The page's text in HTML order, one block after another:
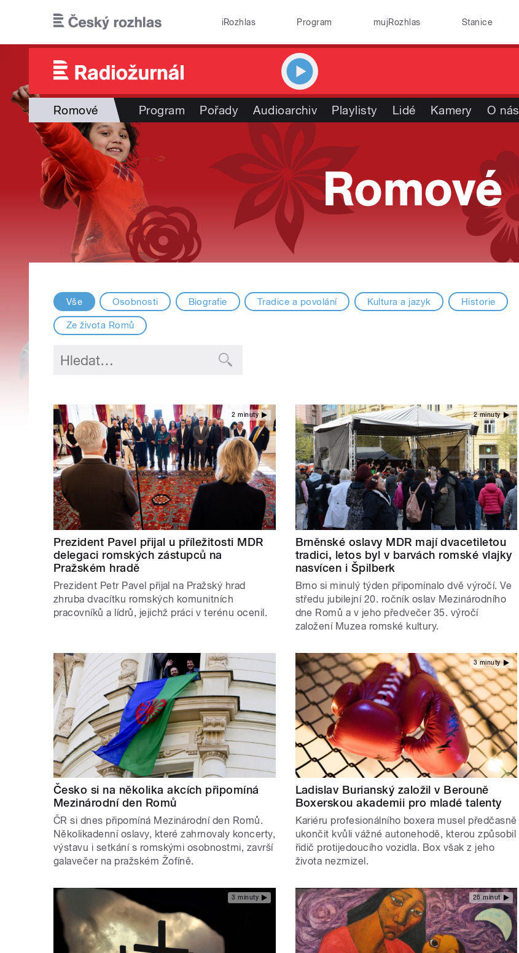
iRozhlas Program mujRozhlas Stanice
Romové Program Pořady Audioarchiv Playlisty Lidé Kamery O nás
Vše Osobnosti Biografie Tradice a povolání Kultura a jazyk Historie
Ze života Romů
2 minuty
Prezident Pavel přijal u příležitosti MDR
delegaci romských zástupců na
Pražském hradě
Prezident Petr Pavel přijal na Pražský hrad
zhruba dvacítku romských komunitních
pracovníků a lídrů, jejichž práci v terénu ocenil.
2 minuty
Brněnské oslavy MDR mají dvacetiletou
tradici, letos byl v barvách romské vlajky
nasvícen i Špilberk
Brno si minulý týden připomínalo dvě výročí. Ve
středu jubilejní 20. ročník oslav Mezinárodního
dne Romů a v jeho předvečer 35. výročí
založení Muzea romské kultury.
Česko si na několika akcích připomíná
Mezinárodní den Romů
ČR si dnes připomíná Mezinárodní den Romů.
Několikadenní oslavy, které zahrnovaly koncerty,
výstavu i setkání s romskými osobnostmi, završí
galavečer na pražském Žofíně.
3 minuty
Ladislav Burianský založil v Berouně
Boxerskou akademii pro mladé talenty
Kariéru profesionálního boxera musel předčasně
ukončit kvůli vážné autonehodě, kterou způsobil
řidič protijedoucího vozidla. Box však z jeho
života nezmizel.
3 minuty 26 minut